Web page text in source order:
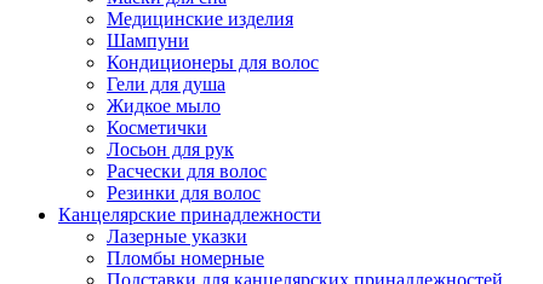
Медицинские изделия
Шампуни
Кондиционеры для волос
Гели для душа
Жидкое мыло
Косметички
Лосьон для рук
Расчески для волос
Резинки для волос
Канцелярские принадлежности
Лазерные указки
Пломбы номерные
Подставки для канцелярских принадлежностей